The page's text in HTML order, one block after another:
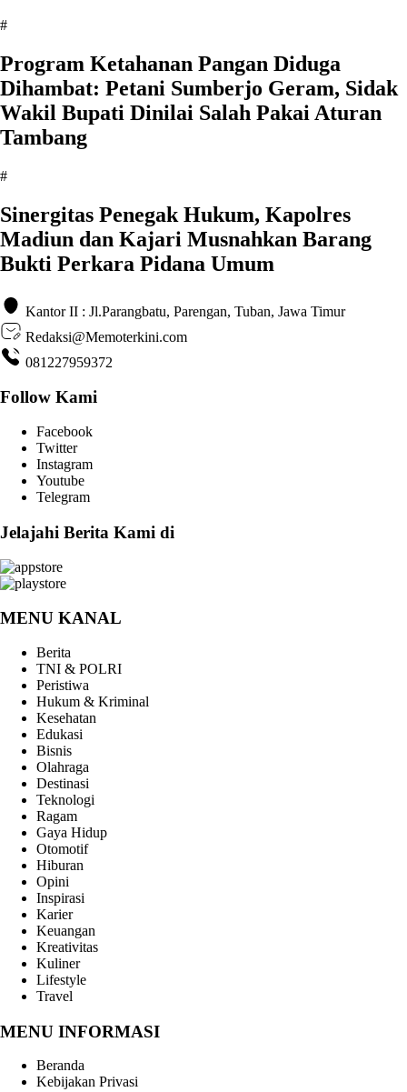
#
Program Ketahanan Pangan Diduga
Dihambat: Petani Sumberjo Geram, Sidak
Wakil Bupati Dinilai Salah Pakai Aturan
Tambang
#
Sinergitas Penegak Hukum, Kapolres
Madiun dan Kajari Musnahkan Barang
Bukti Perkara Pidana Umum
Kantor II : Jl.Parangbatu, Parengan, Tuban, Jawa Timur
Redaksi@Memoterkini.com
081227959372
Follow Kami
Facebook
Twitter
Instagram
Youtube
Telegram
Jelajahi Berita Kami di
MENU KANAL
Berita
TNI & POLRI
Peristiwa
Hukum & Kriminal
Kesehatan
Edukasi
Bisnis
Olahraga
Destinasi
Teknologi
Ragam
Gaya Hidup
Otomotif
Hiburan
Opini
Inspirasi
Karier
Keuangan
Kreativitas
Kuliner
Lifestyle
Travel
MENU INFORMASI
Beranda
Kebijakan Privasi